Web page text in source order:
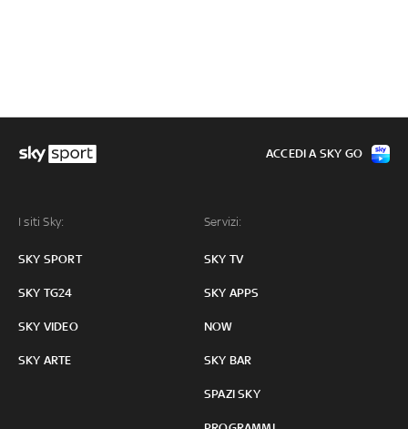
I siti Sky:
SKY SPORT
SKY TG24
SKY VIDEO
SKY ARTE
Servizi:
SKY TV
SKY APPS
NOW
SKY BAR
SPAZI SKY
ACCEDI A SKY GO